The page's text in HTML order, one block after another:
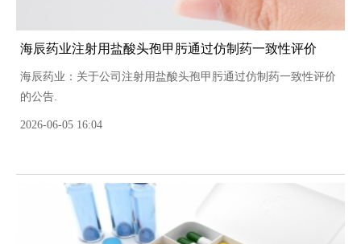
海辰药业注射用盐酸头孢甲肟通过仿制药一致性评价
海辰药业：关于公司注射用盐酸头孢甲肟通过仿制药一致性评价
的公告.
2026-06-05 16:04